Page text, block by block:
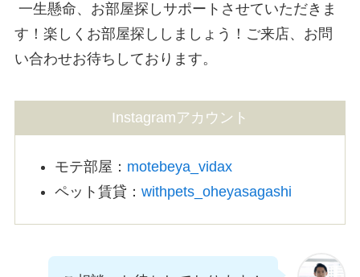
一生懸命、お部屋探しサポートさせていただきま
す！楽しくお部屋探ししましょう！ご来店、お問
い合わせお待ちしております。
Instagramアカウント
モテ部屋： motebeya_vidax
ペット賃貸：withpets_oheyasagashi